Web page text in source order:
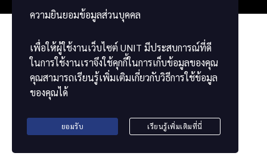
ความยินยอมข้อมูลส่วนบุคคล
เพื่อให้ผู้ใช้งานเว็บไซต์ UNIT มีประสบการณ์ที่ดี
ในการใช้งานเราจึงใช้คุกกี้ในการเก็บข้อมูลของคุณ
คุณสามารถเรียนรู้เพิ่มเติมเกี่ยวกับวิธีการใช้ข้อมูล
ของคุณได้
ยอมรับ เรียนรู้เพิ่มเติมที่นี่